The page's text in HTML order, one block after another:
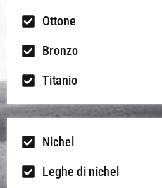
Ottone
Bronzo
Titanio
Nichel
Leghe di nichel